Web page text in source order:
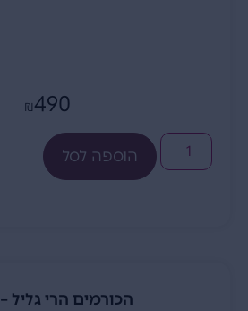
₪ 490
הוספה לסל
הכורמים הרי גליל – 2019